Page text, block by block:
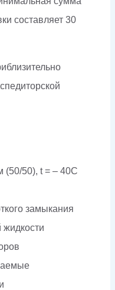
составляет 30
(50/50), t = – 40C
замыкания